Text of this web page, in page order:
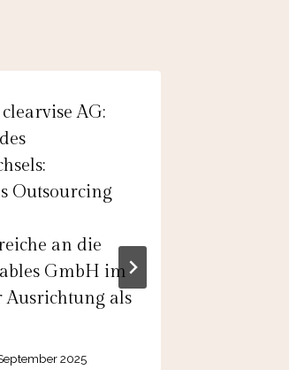
AG:
Outsourcing
an die
GmbH im
Ausrichtung als
2025